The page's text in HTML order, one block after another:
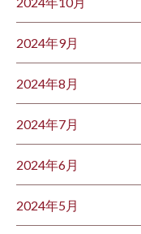
2024年9月
2024年8月
2024年7月
2024年6月
2024年5月